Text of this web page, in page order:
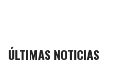
ÚLTIMAS NOTICIAS